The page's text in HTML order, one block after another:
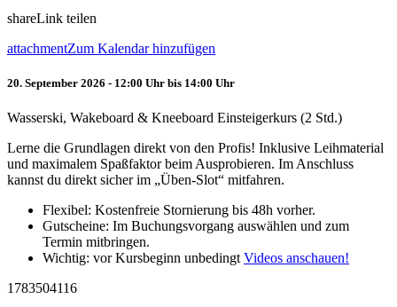
shareLink teilen
attachmentZum Kalendar hinzufügen
20. September 2026 - 12:00 Uhr bis 14:00 Uhr
Wasserski, Wakeboard & Kneeboard Einsteigerkurs (2 Std.)
Lerne die Grundlagen direkt von den Profis! Inklusive Leihmaterial
und maximalem Spaßfaktor beim Ausprobieren. Im Anschluss
kannst du direkt sicher im „Üben-Slot“ mitfahren.
Flexibel: Kostenfreie Stornierung bis 48h vorher.
Gutscheine: Im Buchungsvorgang auswählen und zum
Termin mitbringen.
Wichtig: vor Kursbeginn unbedingt Videos anschauen!
1783504116